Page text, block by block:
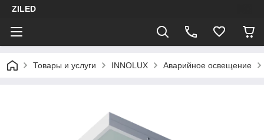
ZILED
Товары и услуги INNOLUX Аварийное освещение